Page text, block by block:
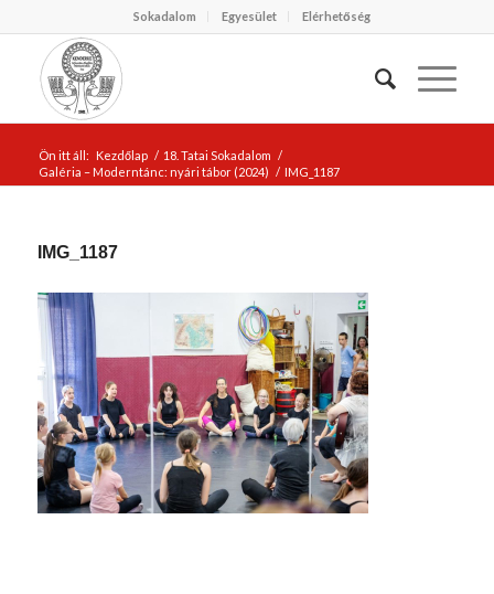
Sokadalom Egyesület Elérhetőség
Ön itt áll: Kezdőlap / 18. Tatai Sokadalom /
Galéria – Moderntánc: nyári tábor (2024) / IMG_1187
IMG_1187